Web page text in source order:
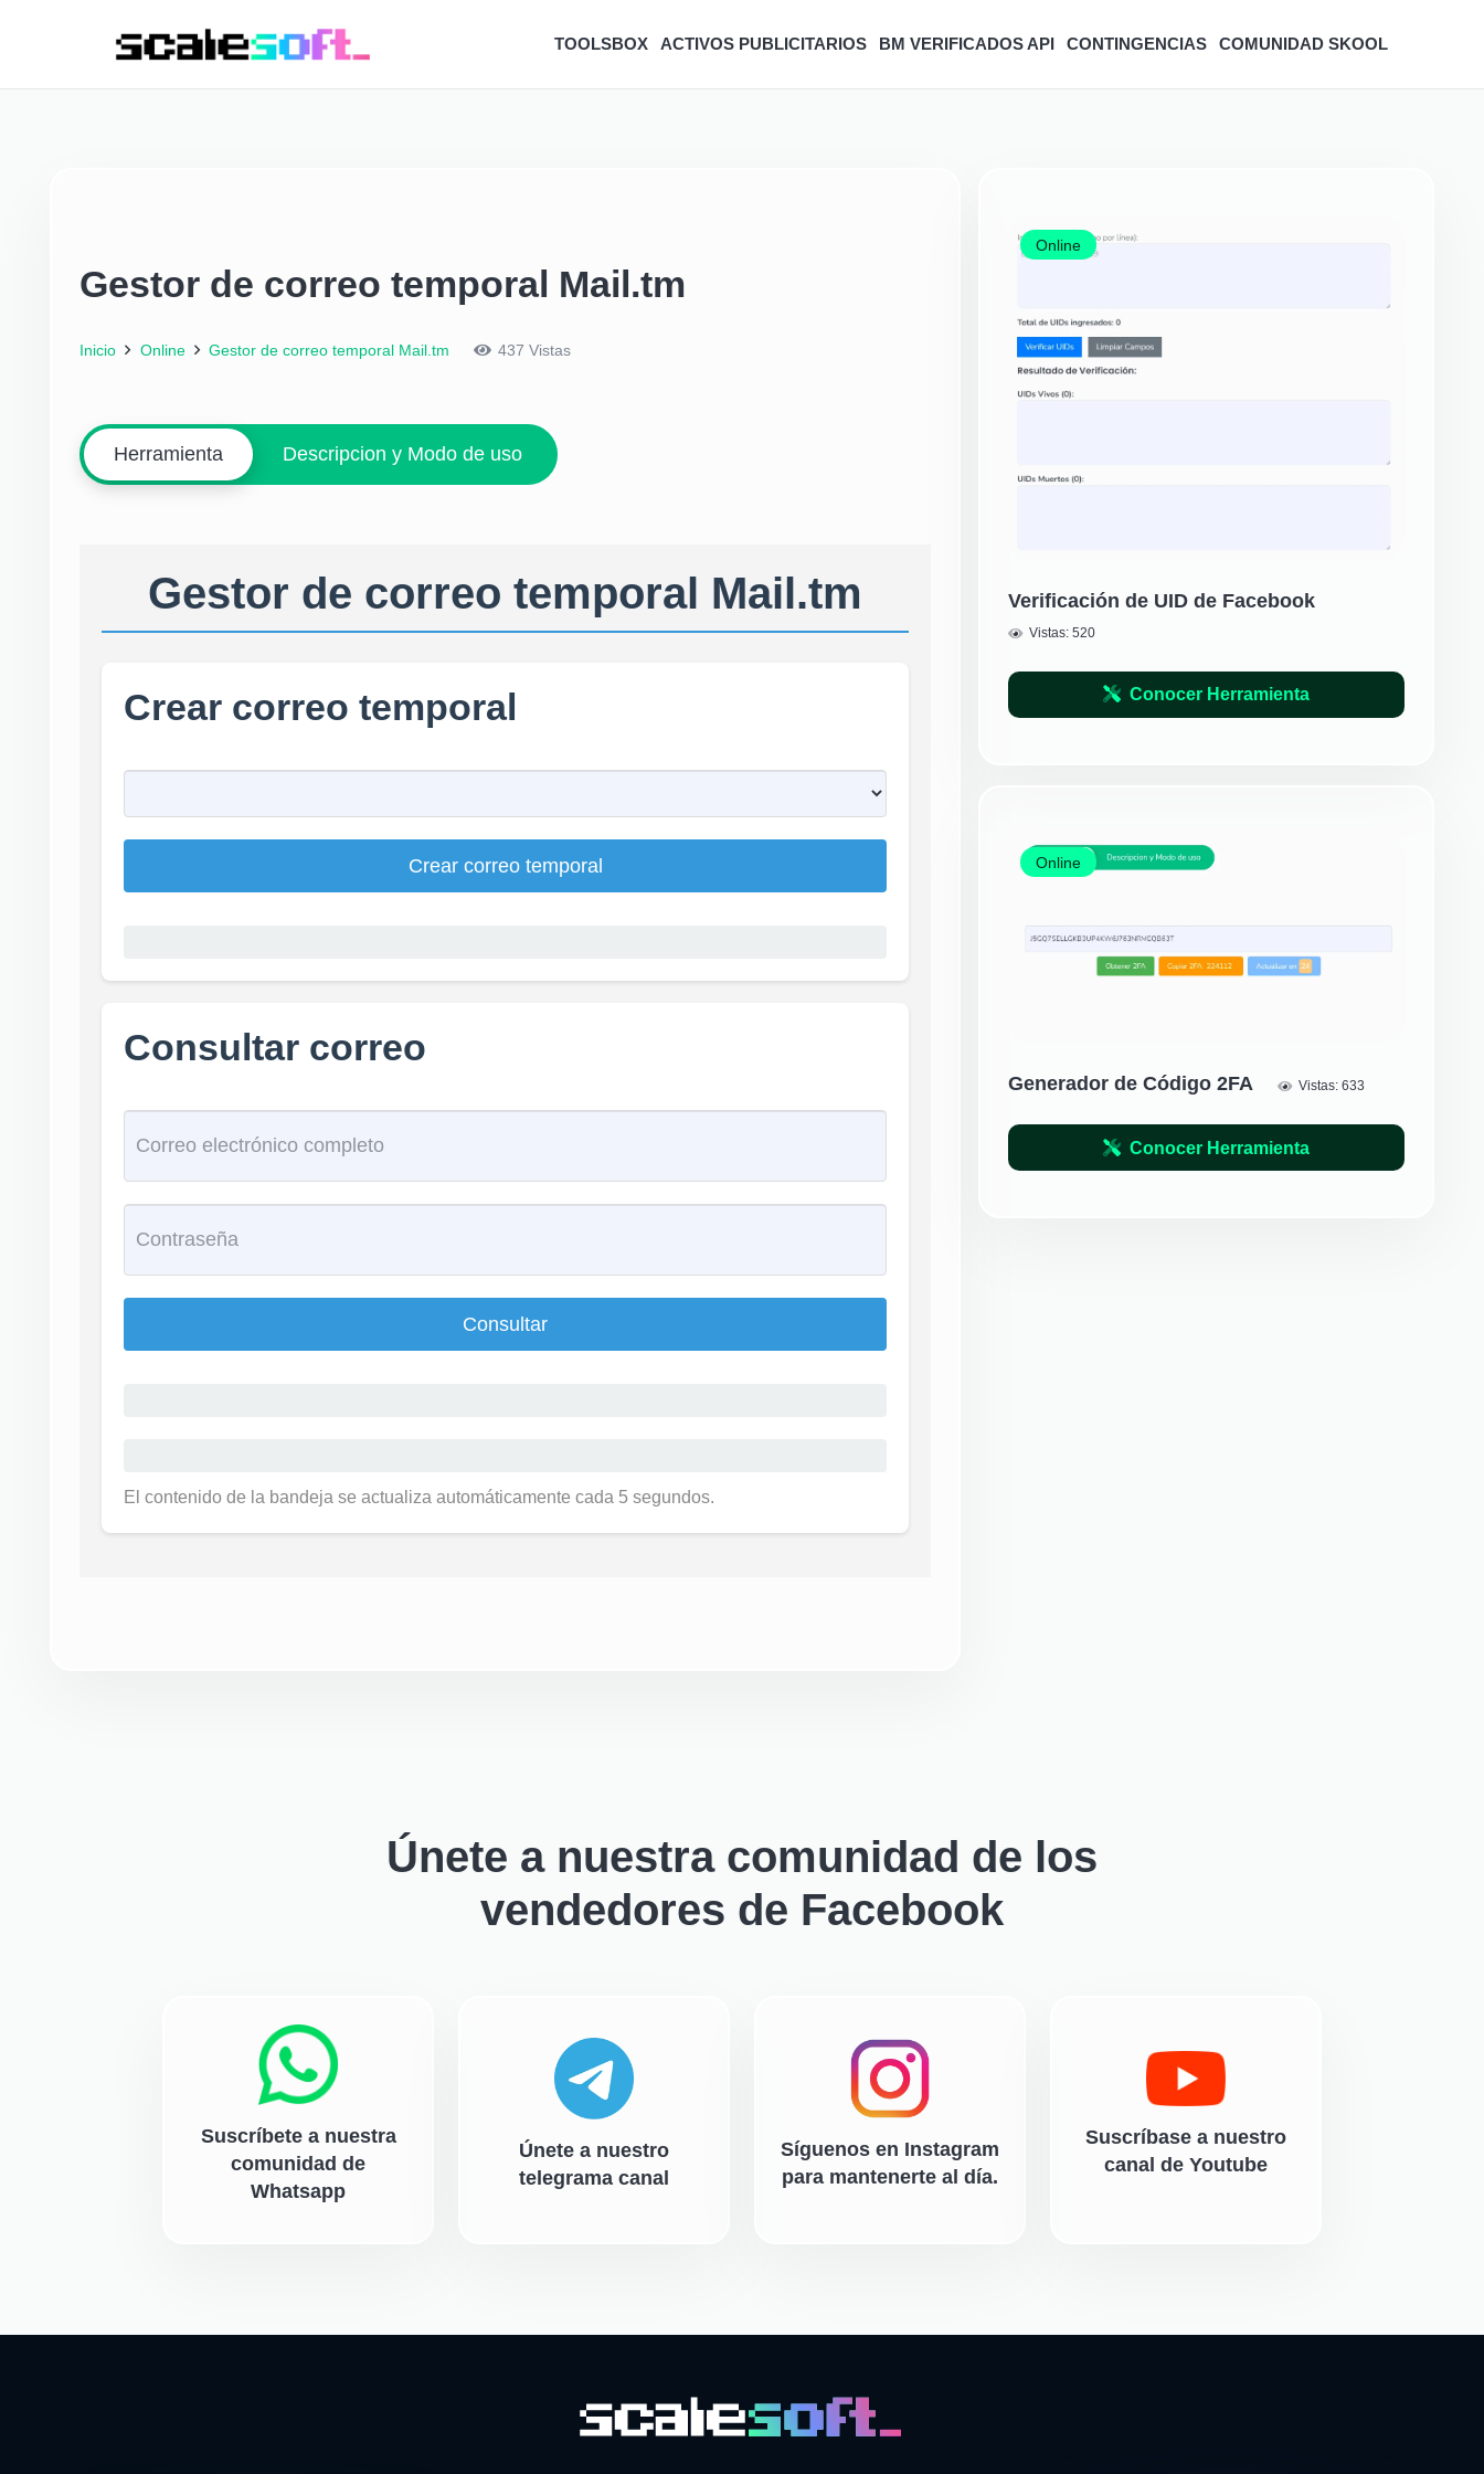
TOOLSBOX ACTIVOS PUBLICITARIOS BM VERIFICADOS API CONTINGENCIAS COMUNIDAD SKOOL
Gestor de correo temporal Mail.tm
Inicio Online Gestor de correo temporal Mail.tm 437 Vistas
Herramienta Descripcion y Modo de uso
Gestor de correo temporal Mail.tm
Crear correo temporal
Crear correo temporal
Consultar correo
Consultar
El contenido de la bandeja se actualiza automáticamente cada 5 segundos.
Online
Verificación de UID de Facebook
Vistas: 520
Conocer Herramienta
Online
Generador de Código 2FA Vistas: 633
Conocer Herramienta
Únete a nuestra comunidad de los
vendedores de Facebook
Suscríbete a nuestra
comunidad de
Whatsapp
Únete a nuestro
telegrama canal
Síguenos en Instagram
para mantenerte al día.
Suscríbase a nuestro
canal de Youtube